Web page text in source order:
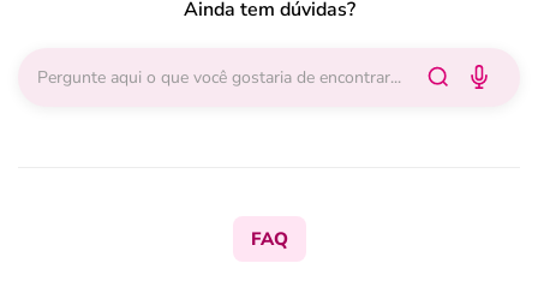
Ainda tem dúvidas?
FAQ